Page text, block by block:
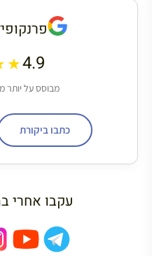
4.9
מבוסס על יותר מ-300 ביקורות
כתבו ביקורת
עקבו אחרי